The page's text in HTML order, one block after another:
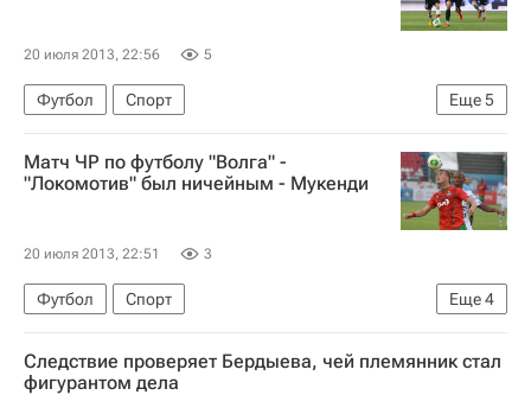
20 июля 2013, 22:56 5
Еще5
Футбол
Спорт
РПЛ 2026-2027 (Чемпионат России по футболу)
Амкар
Ахмат
Мартин Якубко
Матч ЧР по футболу "Волга" -
"Локомотив" был ничейным - Мукенди
20 июля 2013, 22:51 3
Еще4
Футбол
Спорт
РПЛ 2026-2027 (Чемпионат России по футболу)
Волга (Нижний Новгород)
Следствие проверяет Бердыева, чей племянник стал
фигурантом дела